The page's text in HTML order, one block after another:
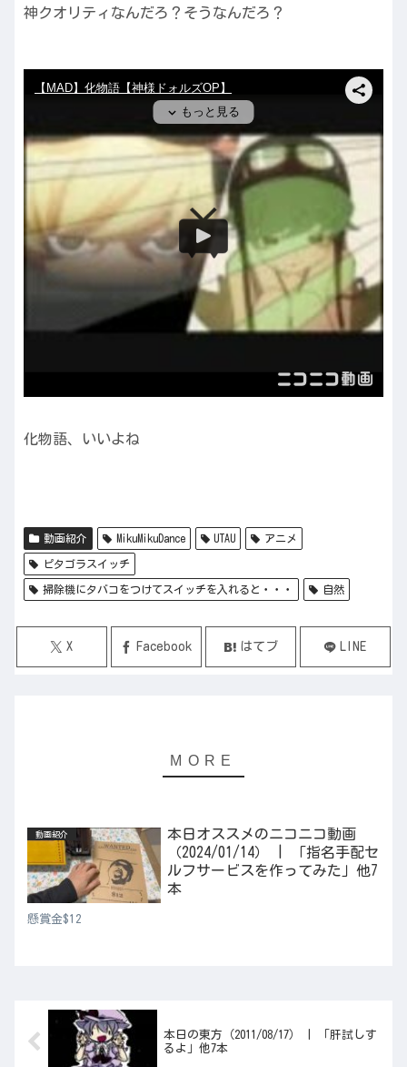
神クオリティなんだろ？そうなんだろ？
化物語、いいよね
動画紹介 MikuMikuDance UTAU アニメ
ピタゴラスイッチ
掃除機にタバコをつけてスイッチを入れると・・・ 自然
X Facebook はてブ LINE
動画紹介
本日オススメのニコニコ動画
（2024/01/14） | 「指名手配セ
ルフサービスを作ってみた」他7
本
懸賞金$12
本日の東方（2011/08/17） | 「肝試しす
るよ」他7本